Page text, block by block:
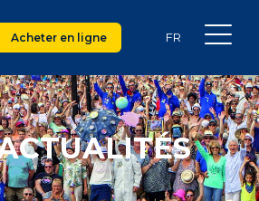
Acheter en ligne